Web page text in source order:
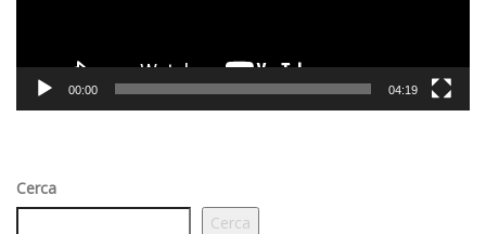
00:00 04:19
Cerca
Cerca